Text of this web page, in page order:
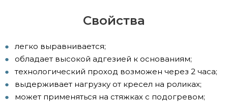
Свойства
легко выравнивается;
обладает высокой адгезией к основаниям;
технологический проход возможен через 2 часа;
выдерживает нагрузку от кресел на роликах;
может применяться на стяжках с подогревом;